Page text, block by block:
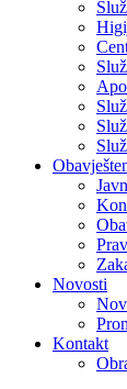
Novosti
Kontakt